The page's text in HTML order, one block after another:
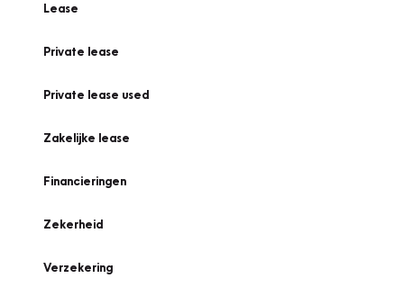
Lease
Private lease
Private lease used
Zakelijke lease
Financieringen
Zekerheid
Verzekering